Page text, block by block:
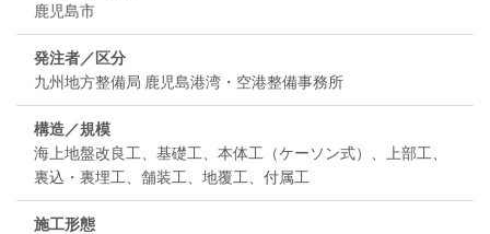
鹿児島市
発注者／区分
九州地方整備局 鹿児島港湾・空港整備事務所
構造／規模
海上地盤改良工、基礎工、本体工（ケーソン式）、上部工、
裏込・裏埋工、舗装工、地覆工、付属工
施工形態